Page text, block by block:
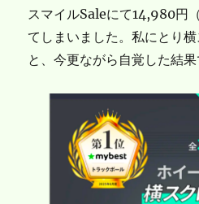
スマイルSaleにて14,980円
てしまいました。私にとり
と、今更ながら自覚した結果